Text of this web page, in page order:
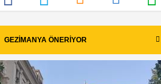
GEZIMANYA ÖNERIYOR